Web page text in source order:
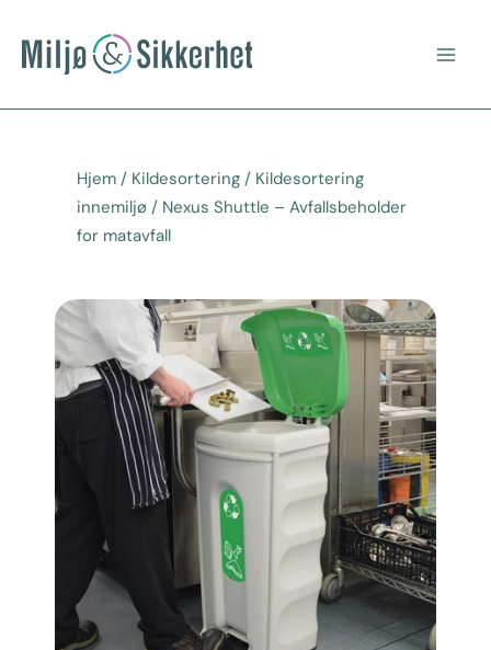
rett
Hjem / Kildesortering / Kildesortering
innemiljø / Nexus Shuttle – Avfallsbeholder
for matavfall